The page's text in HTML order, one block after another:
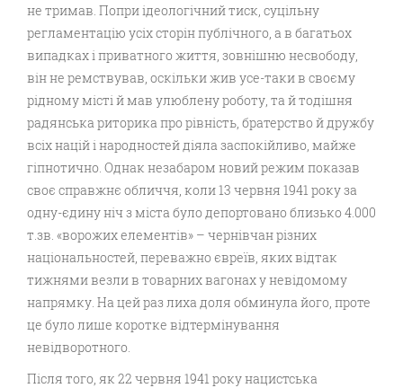
не тримав. Попри ідеологічний тиск, суцільну
регламентацію усіх сторін публічного, а в багатьох
випадках і приватного життя, зовнішню несвободу,
він не ремствував, оскільки жив усе-таки в своєму
рідному місті й мав улюблену роботу, та й тодішня
радянська риторика про рівність, братерство й дружбу
всіх націй і народностей діяла заспокійливо, майже
гіпнотично. Однак незабаром новий режим показав
своє справжнє обличчя, коли 13 червня 1941 року за
одну-єдину ніч з міста було депортовано близько 4.000
т.зв. «ворожих елементів» – чернівчан різних
національностей, переважно євреїв, яких відтак
тижнями везли в товарних вагонах у невідомому
напрямку. На цей раз лиха доля обминула його, проте
це було лише коротке відтермінування
невідворотного.
Після того, як 22 червня 1941 року нацистська